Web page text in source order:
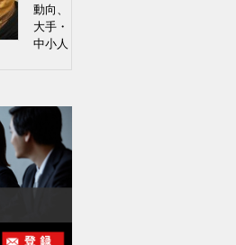
動向、
大手・
中小人